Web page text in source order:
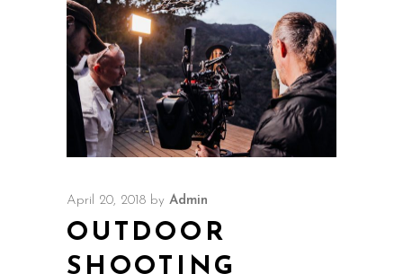
April 20, 2018 by Admin
OUTDOOR
SHOOTING